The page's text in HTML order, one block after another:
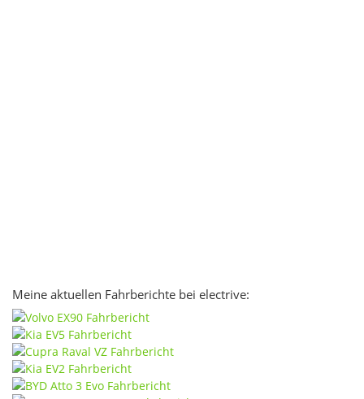
Meine aktuellen Fahrberichte bei electrive: